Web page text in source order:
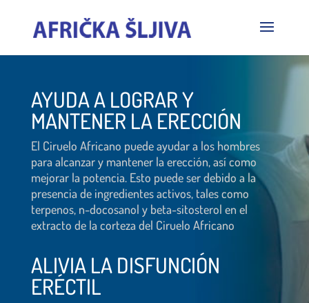
AYUDA A LOGRAR Y
MANTENER LA ERECCIÓN
El Ciruelo Africano puede ayudar a los hombres
para alcanzar y mantener la erección, así como
mejorar la potencia. Esto puede ser debido a la
presencia de ingredientes activos, tales como
terpenos, n-docosanol y beta-sitosterol en el
extracto de la corteza del Ciruelo Africano
ALIVIA LA DISFUNCIÓN
ERÉCTIL